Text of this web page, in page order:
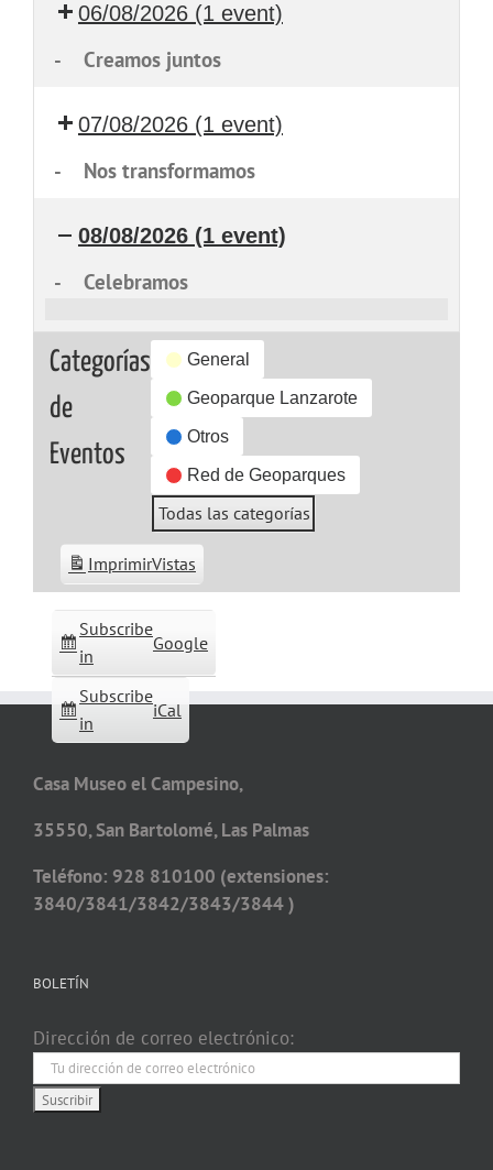
06/08/2026 (1 event)
- Creamos juntos
07/08/2026 (1 event)
- Nos transformamos
08/08/2026 (1 event)
- Celebramos
Categorías
de
Eventos
General
Geoparque Lanzarote
Otros
Red de Geoparques
Todas las categorías
Subscribe
in
Google
Subscribe
in
iCal
ImprimirVistas
Casa Museo el Campesino,
35550, San Bartolomé, Las Palmas
Teléfono: 928 810100 (extensiones:
3840/3841/3842/3843/3844 )
BOLETÍN
Dirección de correo electrónico: